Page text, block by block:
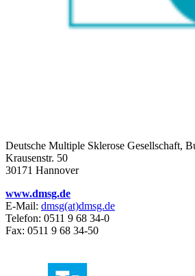
Deutsche Multiple Sklerose Gesellschaft,
Krausenstr. 50
30171 Hannover
www.dmsg.de
E-Mail: dmsg(at)dmsg.de
Telefon: 0511 9 68 34-0
Fax: 0511 9 68 34-50